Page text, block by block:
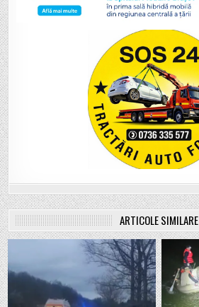
ARTICOLE SIMILARE